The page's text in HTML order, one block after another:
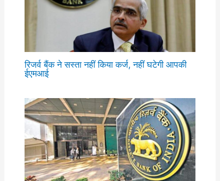
रिजर्व बैंक ने सस्ता नहीं किया कर्ज, नहीं घटेगी आपकी
ईएमआई